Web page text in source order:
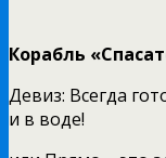
Корабль
Девиз: Всегда
и в воде!